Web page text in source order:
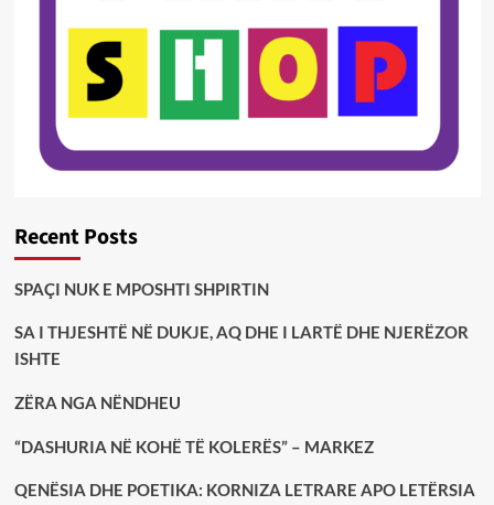
Recent Posts
SPAÇI NUK E MPOSHTI SHPIRTIN
SA I THJESHTË NË DUKJE, AQ DHE I LARTË DHE NJERËZOR
ISHTE
ZËRA NGA NËNDHEU
“DASHURIA NË KOHË TË KOLERËS” – MARKEZ
QENËSIA DHE POETIKA: KORNIZA LETRARE APO LETËRSIA